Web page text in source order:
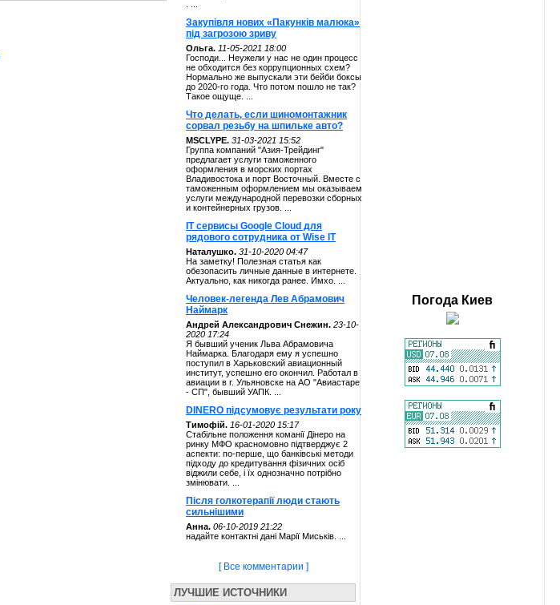
Закупівля нових «Пакунків малюка»
під загрозою зриву
Ольга. 11-05-2021 18:00
Господи... Неужели у нас не один процесс
не обходится без коррупционных схем?
Нормально же выпускали эти бейби боксы
до 2020-го года. Что потом пошло не так?
Такое ощуще. ...
Что делать, если шиномонтажник
сорвал резьбу на шпильке авто?
MSCLYPE. 31-03-2021 15:52
Группа компаний "Азия-Трейдинг"
предлагает услуги таможенного
оформления в морских портах
Владивостока и порт Восточный. Вместе с
таможенным оформлением мы оказываем
услуги международной перевозки сборных
и контейнерных грузов. ...
IT сервисы Google Cloud для
рядового сотрудника от Wise IT
Наталушко. 31-10-2020 04:47
На заметку! Полезная статья как
обезопасить личные данные в интернете.
Актуально, как никогда ранее. Имхо. ...
Человек-легенда Лев Абрамович
Наймарк
Андрей Александрович Снежин. 23-10-
2020 17:24
Я бывший ученик Льва Абрамовича
Наймарка. Благодаря ему я успешно
поступил в Харьковский авиационный
институт, успешно его окончил. Работал в
авиации в г. Ульяновске на АО "Авиастаре
- СП", бывший УАПК. ...
DINERO підсумовує результати року
Тимофій. 16-01-2020 15:17
Стабільне положення команії Дінеро на
ринку МФО красномовно підтверджує 2
аспекти: по-перше, що банківські методи
підходу до кредитування фізичних осіб
віджили себе, і їх однозначно потрібно
змінювати. ...
Після голкотерапії люди стають
сильнішими
Анна. 06-10-2019 21:22
надайте контактні дані Марії Миськів. ...
[ Все комментарии ]
ЛУЧШИЕ ИСТОЧНИКИ
Погода Киев